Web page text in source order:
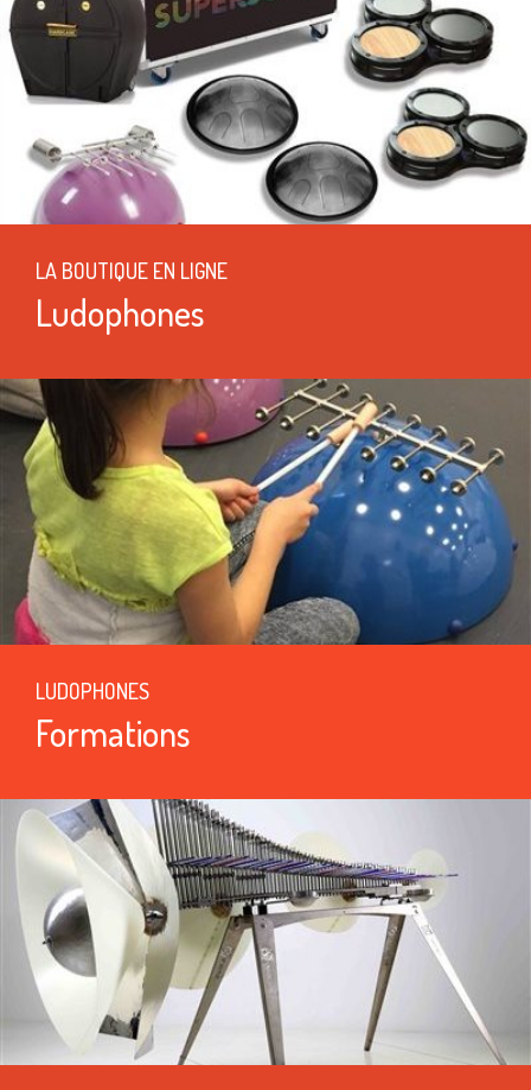
LA BOUTIQUE EN LIGNE
Ludophones
LUDOPHONES
Formations